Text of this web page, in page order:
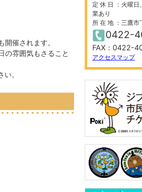
催されます。
の雰囲気もさること
。
定 休 日 ：火曜
業あり
所 在 地 ：三鷹
0422-
FAX：0422-
アクセスマップ